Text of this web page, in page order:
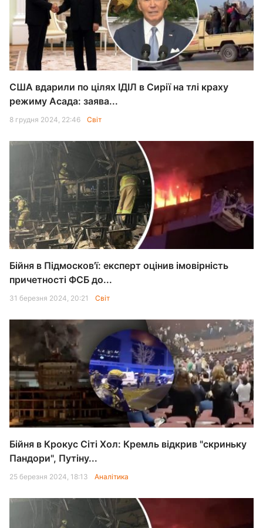
США вдарили по цілях ІДІЛ в Сирії на тлі краху
режиму Асада: заява...
8 грудня 2024, 22:46 Світ
Бійня в Підмосков'ї: експерт оцінив імовірність
причетності ФСБ до...
31 березня 2024, 20:21 Світ
Бійня в Крокус Сіті Хол: Кремль відкрив "скриньку
Пандори", Путіну...
25 березня 2024, 18:13 Аналітика